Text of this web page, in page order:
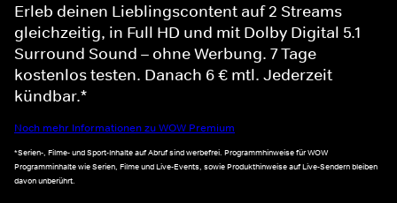
Erleb deinen Lieblingscontent auf 2 Streams
gleichzeitig, in Full HD und mit Dolby Digital 5.1
Surround Sound – ohne Werbung. 7 Tage
kostenlos testen. Danach 6 € mtl. Jederzeit
kündbar.*
Noch mehr Informationen zu WOW Premium
*Serien-, Filme- und Sport-Inhalte auf Abruf sind werbefrei. Programmhinweise für WOW
Programminhalte wie Serien, Filme und Live-Events, sowie Produkthinweise auf Live-Sendern bleiben
davon unberührt.